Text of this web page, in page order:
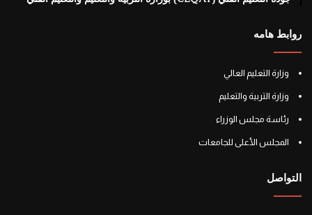
روابط هامه
وزارة التعليم العالي
وزارة التربية والتعليم
رئاسة مجلس الوزراء
المجلس الأعلى للجامعات
التواصل